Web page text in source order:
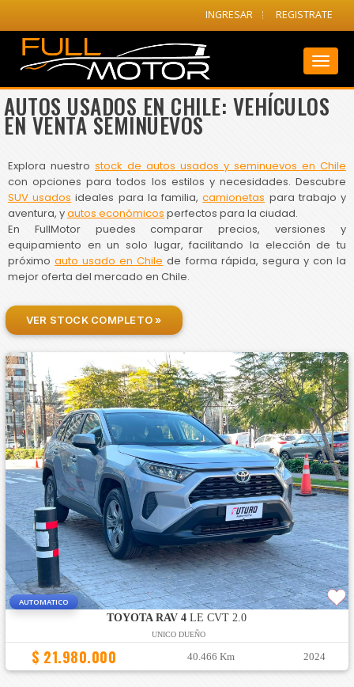
INGRESAR REGISTRATE
AUTOS USADOS EN CHILE: VEHÍCULOS
EN VENTA SEMINUEVOS
Explora nuestro stock de autos usados y seminuevos en Chile
con opciones para todos los estilos y necesidades. Descubre
SUV usados ideales para la familia,camionetas para trabajo y
aventura, yautos económicos perfectos para la ciudad.
En FullMotor puedes comparar precios, versiones y
equipamiento en un solo lugar, facilitando la elección de tu
próximoauto usado en Chile de forma rápida, segura y con la
mejor oferta del mercado en Chile.
VER STOCK COMPLETO »
AUTOMATICO
TOYOTA RAV 4 LE CVT 2.0
UNICO DUEÑO
$ 21.980.000 40.466 Km 2024